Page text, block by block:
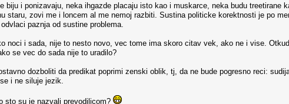
i ponizavaju, neka ihgazde placaju isto kao i muskarce, neka budu treetirane
staru, zovi me i loncem al me nemoj razbiti. Sustina politicke korektnosti je po
paznja od sustine problema.
noci i sada, nije to nesto novo, vec tome ima skoro citav vek, ako ne i vise.
se vec do sada nije to uradilo?
dozboliti da predikat poprimi zenski oblik, tj, da ne bude pogresno reci:
i ne siluje jezik.
sto su je nazvali prevodilicom?